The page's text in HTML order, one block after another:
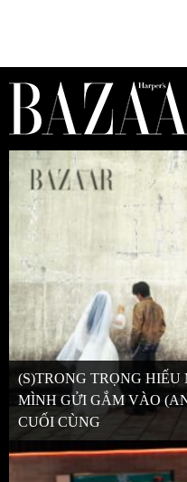
(S)TRONG TRỌNG
MÌNH GỬI GẮM VÀO
CUỐI CÙNG